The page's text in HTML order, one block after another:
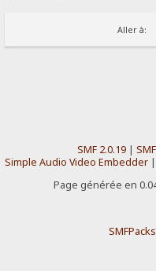
Aller à:
SMF 2.0.19|
Simple Audio Video Embedder |
Page générée en